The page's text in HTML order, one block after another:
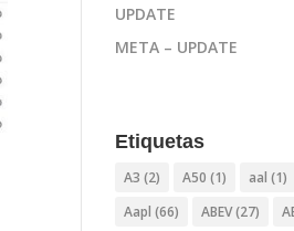
UPDATE
META – UPDATE
Etiquetas
A3 (2) A50 (1) aal (1)
Aapl (66) ABEV(27)